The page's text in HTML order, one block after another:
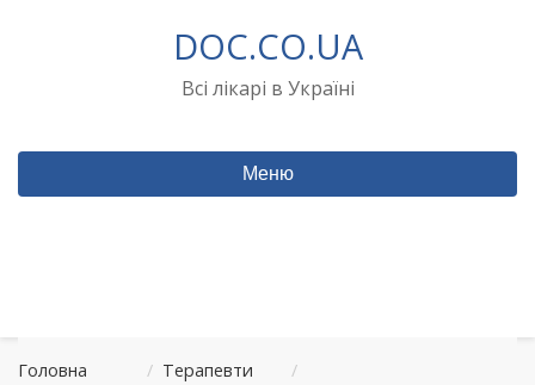
DOC.CO.UA
Всі лікарі в Україні
Меню
Головна / Терапевти
/